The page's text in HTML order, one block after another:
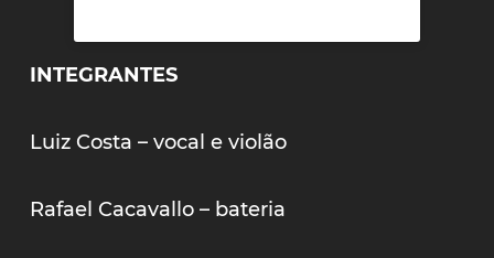
INTEGRANTES
Luiz Costa – vocal e violão
Rafael Cacavallo – bateria